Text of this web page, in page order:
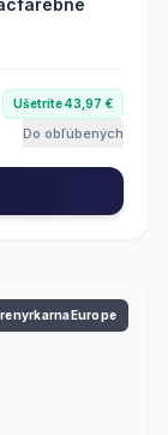
Ušetríte 43,97 €
Do obľúbených